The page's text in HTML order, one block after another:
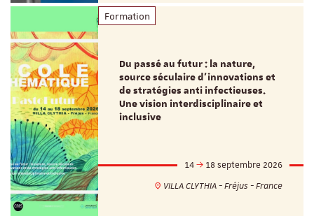
Formation
Du passé au futur : la nature,
source séculaire d’innovations et
de stratégies anti infectieuses.
Une vision interdisciplinaire et
inclusive
14
18 septembre 2026
VILLA CLYTHIA - Fréjus - France